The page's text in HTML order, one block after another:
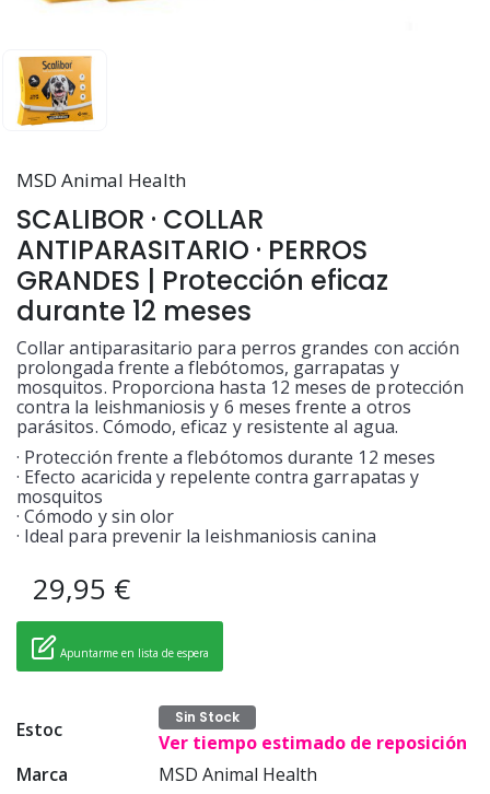
MSD Animal Health
SCALIBOR · COLLAR
ANTIPARASITARIO · PERROS
GRANDES | Protección eficaz
durante 12 meses
Collar antiparasitario para perros grandes con acción
prolongada frente a flebótomos, garrapatas y
mosquitos. Proporciona hasta 12 meses de protección
contra la leishmaniosis y 6 meses frente a otros
parásitos. Cómodo, eficaz y resistente al agua.
· Protección frente a flebótomos durante 12 meses
· Efecto acaricida y repelente contra garrapatas y
mosquitos
· Cómodo y sin olor
· Ideal para prevenir la leishmaniosis canina
29,95 €
Apuntarme en lista de espera
Estoc
Sin Stock
Ver tiempo estimado de reposición
Marca
MSD Animal Health